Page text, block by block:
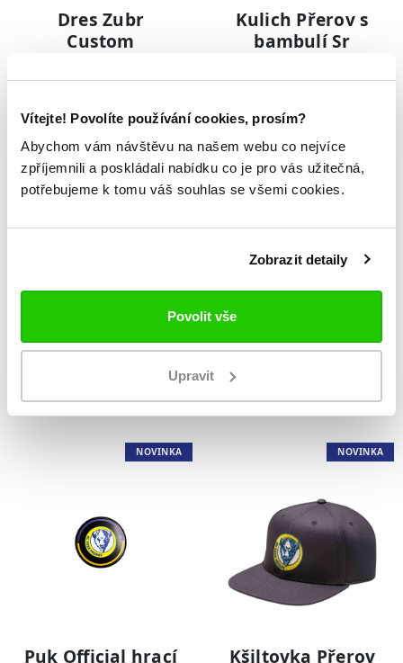
Vítejte! Povolíte používání cookies, prosím?
Abychom vám návštěvu na našem webu co nejvíce
zpříjemnili a poskládali nabídku co je pro vás užitečná,
potřebujeme k tomu váš souhlas se všemi cookies.
Zobrazit detaily
Povolit vše
Upravit
Dres Zubr
Custom
1 499 Kč
Kulich Přerov s
bambulí Sr
499 Kč
Kšiltovka Bauer
Přerov
590 Kč
Kulich Přerov s
bambulí Jr
499 Kč
NOVINKA
Puk Official hrací
NOVINKA
Kšiltovka Přerov